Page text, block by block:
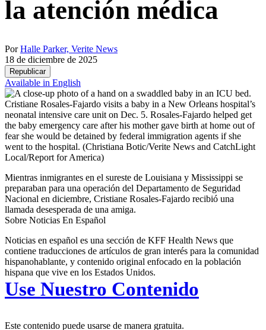
la atención médica
PorHalle Parker, Verite News
18 de diciembre de 2025
Republicar
Available in English
Cristiane Rosales-Fajardo visits a baby in a New Orleans hospital’s
neonatal intensive care unit on Dec. 5. Rosales-Fajardo helped get
the baby emergency care after his mother gave birth at home out of
fear she would be detained by federal immigration agents if she
went to the hospital. (Christiana Botic/Verite News and CatchLight
Local/Report for America)
Mientras inmigrantes en el sureste de Louisiana y Mississippi se
preparaban para una operación del Departamento de Seguridad
Nacional en diciembre, Cristiane Rosales-Fajardo recibió una
llamada desesperada de una amiga.
Sobre Noticias En Español
Noticias en español es una sección de KFF Health News que
contiene traducciones de artículos de gran interés para la comunidad
hispanohablante, y contenido original enfocado en la población
hispana que vive en los Estados Unidos.
Use Nuestro Contenido
Este contenido puede usarse de manera gratuita.